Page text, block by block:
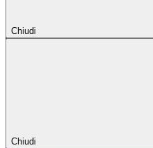
Chiudi
Chiudi